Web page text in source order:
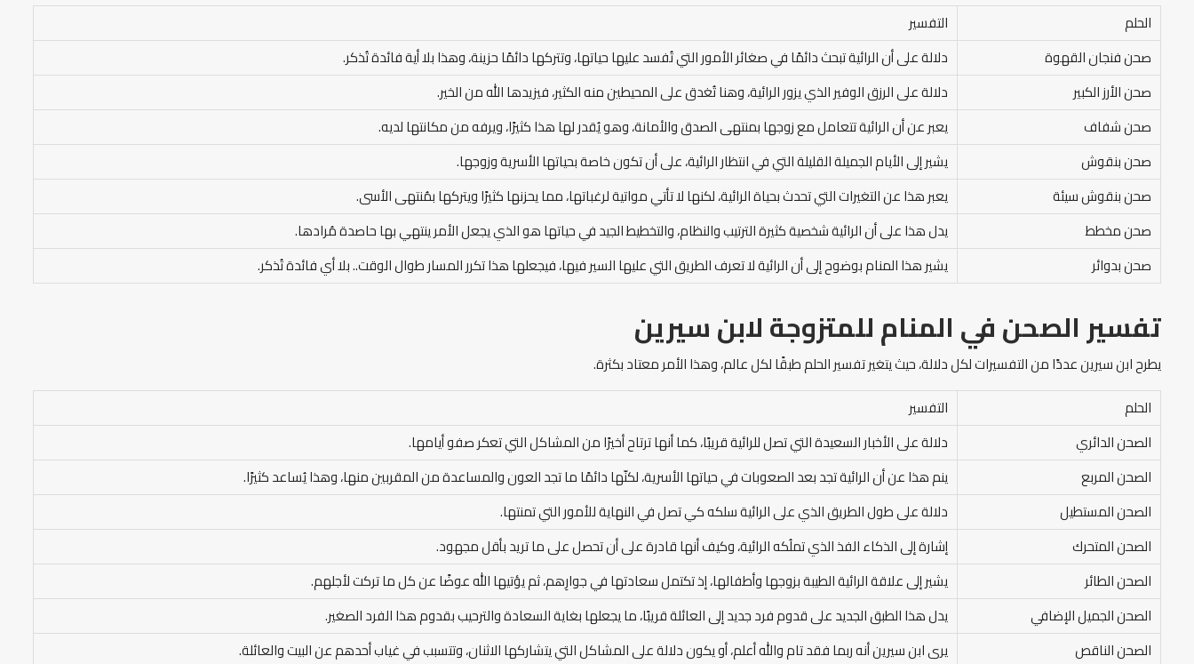
الحلم
التفسير
صحن فنجان القهوة
دلالة على أن الرائية تبحث دائمًا في صغائر الأمور التي تُفسد عليها حياتها، وتتركها دائمًا حزينة، وهذا بلا أية فائدة تُذكر.
صحن الأرز الكبير
دلالة على الرزق الوفير الذي يزور الرائية، وهنا تُغدق على المحيطين منه الكثير، فيزيدها الله من الخير.
صحن شفاف
يعبر عن أن الرائية تتعامل مع زوجها بمنتهى الصدق والأمانة، وهو يُقدر لها هذا كثيرًا، ويرفه من مكانتها لديه.
صحن بنقوش
يشير إلى الأيام الجميلة القليلة التي في انتظار الرائية، على أن تكون خاصة بحياتها الأسرية وزوجها.
صحن بنقوش سيئة
يعبر هذا عن التغيرات التي تحدث بحياة الرائية، لكنها لا تأتي مواتية لرغباتها، مما يحزنها كثيرًا ويتركها بمُنتهى الأسى.
صحن مخطط
يدل هذا على أن الرائية شخصية كثيرة الترتيب والنظام، والتخطيط الجيد في حياتها هو الذي يجعل الأمر ينتهي بها حاصدة مُرادها.
صحن بدوائر
يشير هذا المنام بوضوح إلى أن الرائية لا تعرف الطريق التي عليها السير فيها، فيجعلها هذا تكرر المسار طوال الوقت.. بلا أي فائدة تُذكر.
تفسير الصحن في المنامللمتزوجة لابن سيرين
يطرح ابن سيرين عددًا من التفسيرات لكل دلالة، حيث يتغير تفسير الحلم طبقًا لكل عالم، وهذا الأمر معتاد بكثرة.
الحلم
التفسير
الصحن الدائري
دلالة على الأخبار السعيدة التي تصل للرائية قريبًا، كما أنها ترتاح أخيرًا من المشاكل التي تعكر صفو أيامها.
الصحن المربع
ينم هذا عن أن الرائية تجد بعد الصعوبات في حياتها الأسرية، لكنّها دائمًا ما تجد العون والمساعدة من المقربين منها، وهذا يُساعد كثيرًا.
الصحن المستطيل
دلالة على طول الطريق الذي على الرائية سلكه كي تصل في النهاية للأمور التي تمنتها.
الصحن المتحرك
إشارة إلى الذكاء الفذ الذي تملُكه الرائية، وكيف أنها قادرة على أن تحصل على ما تريد بأقل مجهود.
الصحن الطائر
يشير إلى علاقة الرائية الطيبة بزوجها وأطفالها، إذ تكتمل سعادتها في جوارِهم، ثم يؤتيها الله عوضًا عن كل ما تركت لأجلهم.
الصحن الجميل الإضافي
يدل هذا الطبق الجديد على قدوم فرد جديد إلى العائلة قريبًا، ما يجعلها بغاية السعادة والترحيب بقدوم هذا الفرد الصغير.
الصحن الناقص
يرى ابن سيرين أنه ربما فقد تام والله أعلم، أو يكون دلالة على المشاكل التي يتشاركها الاثنان، وتتسبب في غياب أحدهم عن البيت والعائلة.